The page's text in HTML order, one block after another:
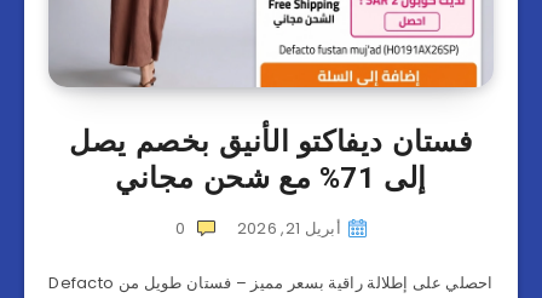
فستان ديفاکتو الأنيق بخصم يصل
إلى 71% مع شحن مجاني
أبريل 21, 2026 0
احصلي على إطلالة راقية بسعر مميز – فستان طويل من Defacto